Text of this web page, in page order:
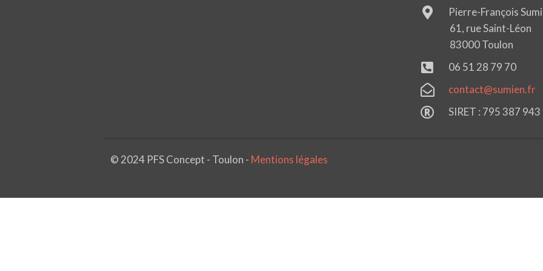
Pierre-François
61, rue Saint-Léon
83000 Toulon
06 51 28 79 70
contact@sumien.fr
SIRET : 795 387 943
© 2024 PFS Concept - Toulon - Mentions légales